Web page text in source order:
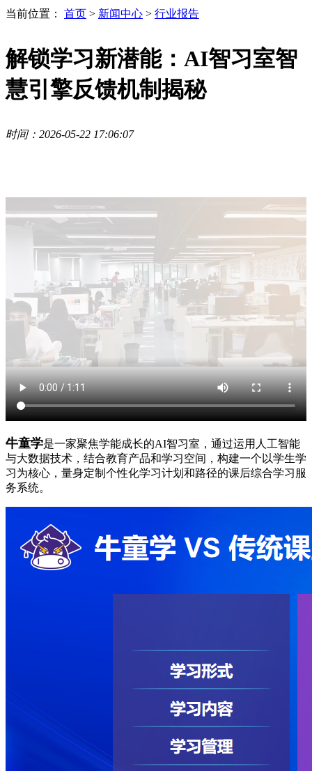
当前位置： 首页 > 新闻中心 > 行业报告
解锁学习新潜能：AI智习室智
慧引擎反馈机制揭秘
时间：2026-05-22 17:06:07
牛童学是一家聚焦学能成长的AI智习室，通过运用人工智能
与大数据技术，结合教育产品和学习空间，构建一个以学生学
习为核心，量身定制个性化学习计划和路径的课后综合学习服
务系统。